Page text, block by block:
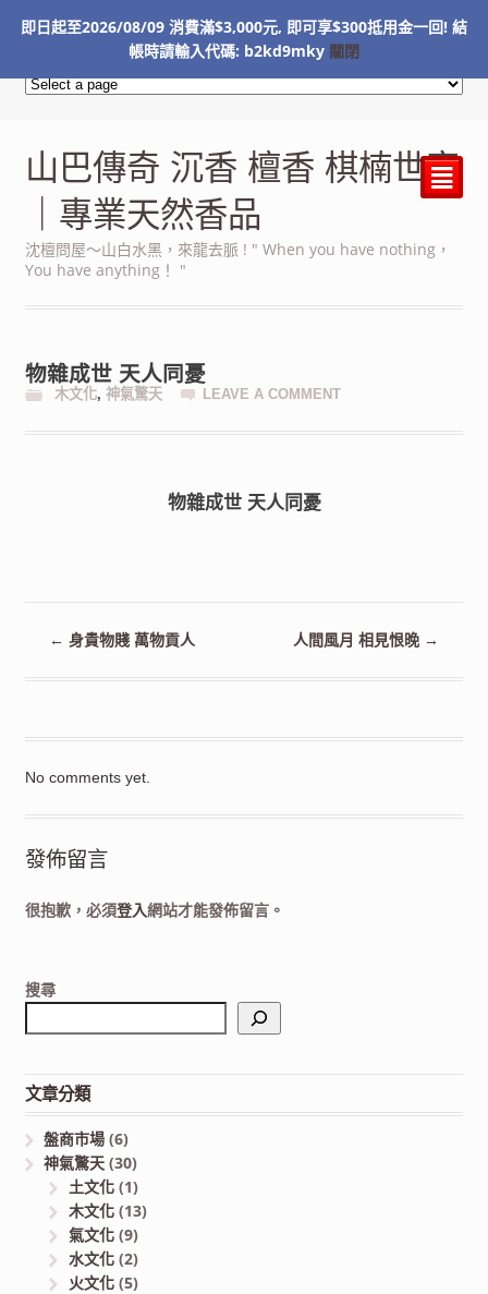
山巴傳奇 沉香 檀香 棋楠世家
｜專業天然香品
沈檀問屋～山白水黑，來龍去脈 ! " When you have nothing，
You have anything！ "
²
物雜成世 天人同憂
木文化, 神氣驚天 LEAVE A COMMENT
物雜成世 天人同憂
← 身貴物賤 萬物貢人 人間風月 相見恨晚 →
No comments yet.
發佈留言
很抱歉，必須登入網站才能發佈留言。
搜尋
文章分類
盤商市場 (6)
神氣驚天 (30)
土文化(1)
木文化(13)
氣文化(9)
水文化(2)
火文化(5)
即日起至2026/08/09 消費滿$3,000元, 即可享$300抵用金一回! 結
帳時請輸入代碼: b2kd9mky 關閉